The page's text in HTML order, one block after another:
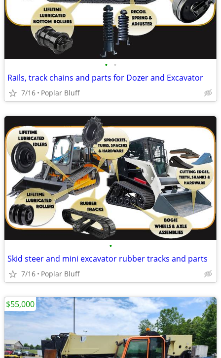
• •
Rails, track chains and parts for Dozer and Excavator
7/16 Poplar Bluff
•
Skid steer and mini excavator rubber tracks and parts
7/16 Poplar Bluff
$55,000